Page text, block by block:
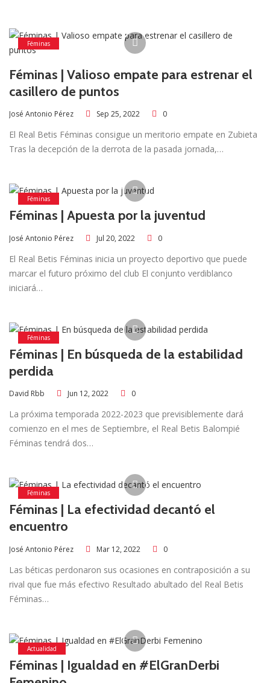
Féminas
Féminas | Valioso empate para estrenar el
casillero de puntos
José Antonio Pérez Sep 25, 2022 0
El Real Betis Féminas consigue un meritorio empate en Zubieta
Tras la decepción de la derrota de la pasada jornada,…
Féminas
Féminas | Apuesta por la juventud
José Antonio Pérez Jul 20, 2022 0
El Real Betis Féminas inicia un proyecto deportivo que puede
marcar el futuro próximo del club El conjunto verdiblanco
iniciará…
Féminas
Féminas | En búsqueda de la estabilidad
perdida
David Rbb Jun 12, 2022 0
La próxima temporada 2022-2023 que previsiblemente dará
comienzo en el mes de Septiembre, el Real Betis Balompié
Féminas tendrá dos…
Féminas
Féminas | La efectividad decantó el
encuentro
José Antonio Pérez Mar 12, 2022 0
Las béticas perdonaron sus ocasiones en contraposición a su
rival que fue más efectivo Resultado abultado del Real Betis
Féminas…
Actualidad
Féminas | Igualdad en #ElGranDerbi